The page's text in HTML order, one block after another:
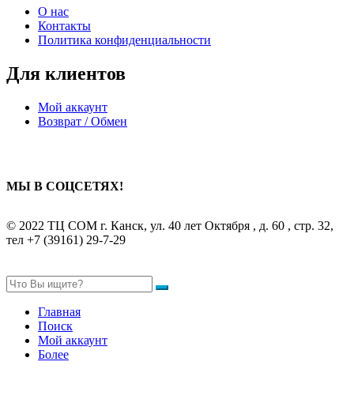
О нас
Контакты
Политика конфиденциальности
Для клиентов
Мой аккаунт
Возврат / Обмен
МЫ В СОЦСЕТЯХ!
© 2022 ТЦ СОМ г. Канск, ул. 40 лет Октября , д. 60 , стр. 32,
тел +7 (39161) 29-7-29
Главная
Поиск
Мой аккаунт
Более